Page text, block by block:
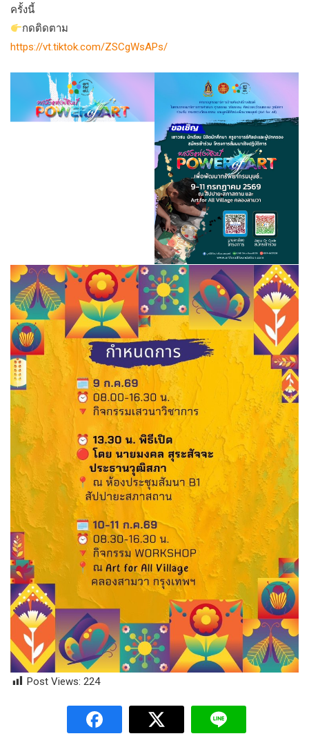
ครั้งนี้
กดติดตาม
https://vt.tiktok.com/ZSCgWsAPs/
Post Views: 224